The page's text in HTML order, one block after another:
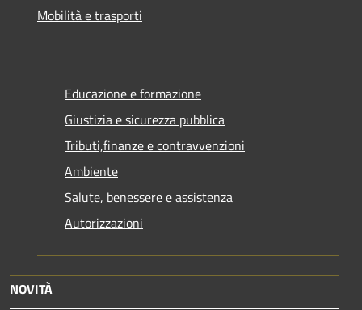
Mobilità e trasporti
Educazione e formazione
Giustizia e sicurezza pubblica
Tributi,finanze e contravvenzioni
Ambiente
Salute, benessere e assistenza
Autorizzazioni
NOVITÀ